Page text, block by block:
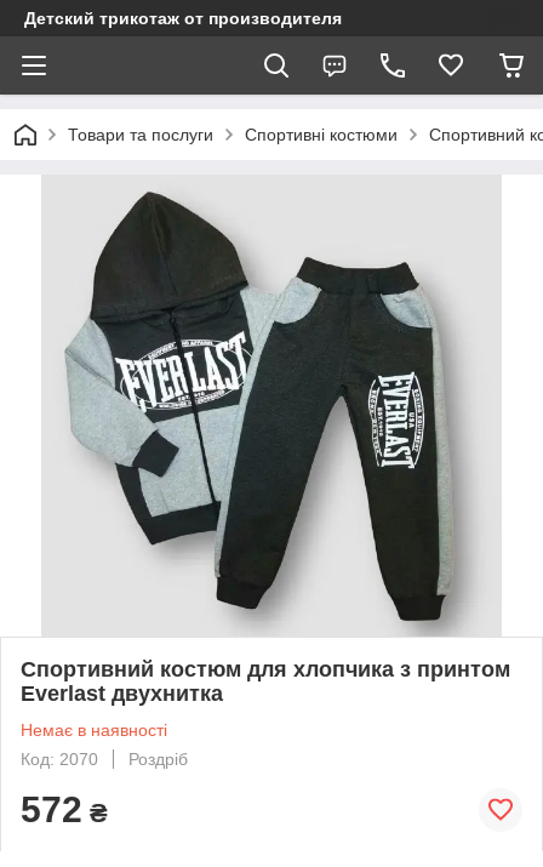
Детский трикотаж от производителя
Товари та послуги Спортивні костюми Спортивний
Спортивний костюм для хлопчика з принтом
Everlast двухнитка
Немає в наявності
Код: 2070
Роздріб
572 ₴